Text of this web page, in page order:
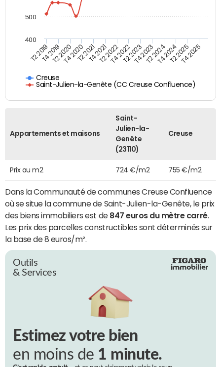
Creuse
Saint-Julien-la-Genête (CC Creuse Confluence)
T2 2019T4 2019T2 2020T4 2020T2 2021T4 2021T2 2022T4 2022T2 2023T4 2023T2 2024T4 2024T2 2025T4 2025
400
500
Appartements et maisons
Saint-
Julien-la-
Genête
(23110)
Creuse
Prix au m2 724 €/m2 755 €/m2
Dans la Communauté de communes Creuse Confluence
où se situe la commune de Saint-Julien-la-Genête, le prix
des biens immobiliers est de 847 euros du mètre carré.
Les prix des parcelles constructibles sont déterminés sur
la base de 8 euros/m².
Outils
& Services
Estimez votre bien
en moins de 1 minute.